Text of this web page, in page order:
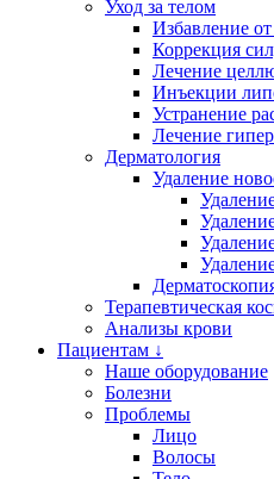
Уход за телом
Избавление
Коррекция
Лечение
Инъекции
Устранение
Лечение
Дерматология
Удаление
Терапевтическая
Анализы крови
Пациентам ↓
Наше оборудование
Болезни
Проблемы
Лицо
Волосы